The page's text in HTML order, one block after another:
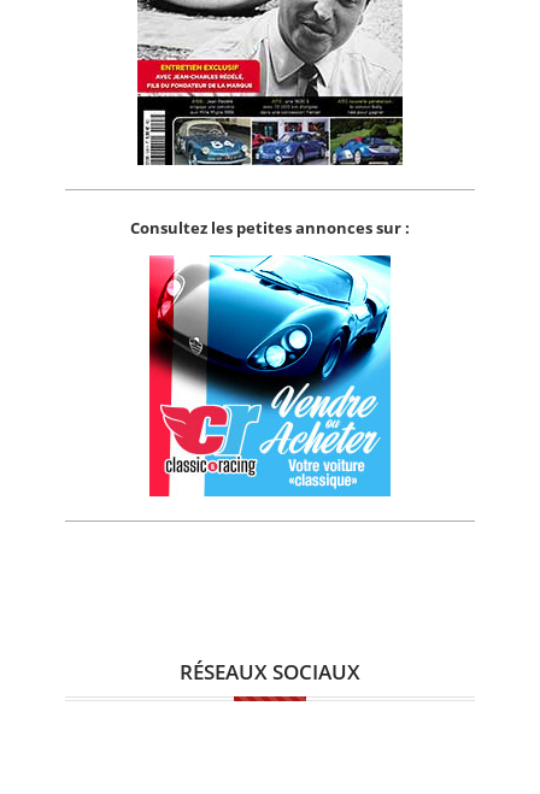
Consultez les petites annonces sur :
RÉSEAUX SOCIAUX